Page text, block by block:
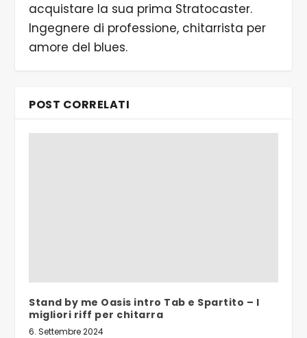
acquistare la sua prima Stratocaster.
Ingegnere di professione, chitarrista per
amore del blues.
POST CORRELATI
Stand by me Oasis intro Tab e Spartito – I
migliori riff per chitarra
6. Settembre 2024